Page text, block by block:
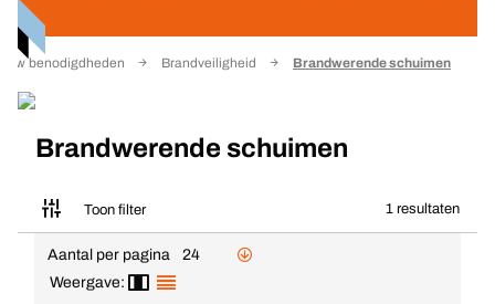
benodigdheden Brandveiligheid Brandwerende schuimen
Brandwerende schuimen
Toon filter 1 resultaten
Aantal per pagina
24
Weergave: